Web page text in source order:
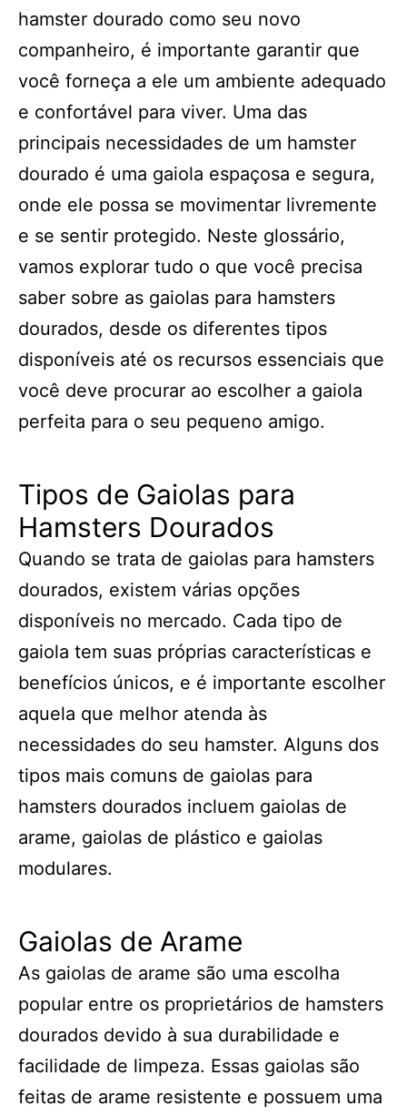
hamster dourado como seu novo
companheiro, é importante garantir que
você forneça a ele um ambiente adequado
e confortável para viver. Uma das
principais necessidades de um hamster
dourado é uma gaiola espaçosa e segura,
onde ele possa se movimentar livremente
e se sentir protegido. Neste glossário,
vamos explorar tudo o que você precisa
saber sobre as gaiolas para hamsters
dourados, desde os diferentes tipos
disponíveis até os recursos essenciais que
você deve procurar ao escolher a gaiola
perfeita para o seu pequeno amigo.
Tipos de Gaiolas para
Hamsters Dourados
Quando se trata de gaiolas para hamsters
dourados, existem várias opções
disponíveis no mercado. Cada tipo de
gaiola tem suas próprias características e
benefícios únicos, e é importante escolher
aquela que melhor atenda às
necessidades do seu hamster. Alguns dos
tipos mais comuns de gaiolas para
hamsters dourados incluem gaiolas de
arame, gaiolas de plástico e gaiolas
modulares.
Gaiolas de Arame
As gaiolas de arame são uma escolha
popular entre os proprietários de hamsters
dourados devido à sua durabilidade e
facilidade de limpeza. Essas gaiolas são
feitas de arame resistente e possuem uma